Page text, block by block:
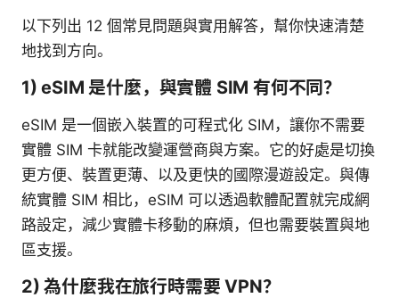
以下列出 12 個常見問題與實用解答，幫你快速清楚
地找到方向。
1) eSIM 是什麼，與實體 SIM 有何不同？
eSIM 是一個嵌入裝置的可程式化 SIM，讓你不需要
實體 SIM 卡就能改變運營商與方案。它的好處是切換
更方便、裝置更薄、以及更快的國際漫遊設定。與傳
統實體 SIM 相比，eSIM 可以透過軟體配置就完成網
路設定，減少實體卡移動的麻煩，但也需要裝置與地
區支援。
2) 為什麼我在旅行時需要 VPN？